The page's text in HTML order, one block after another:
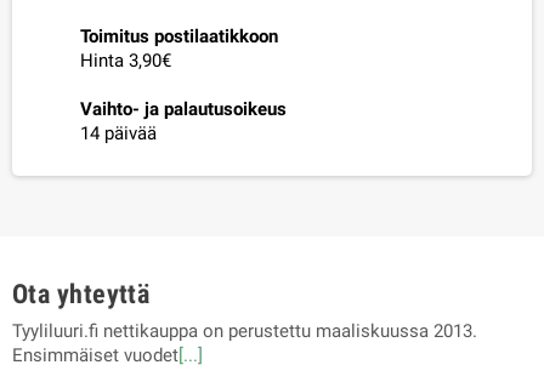
Toimitus postilaatikkoon
Hinta 3,90€
Vaihto- ja palautusoikeus
14 päivää
Ota yhteyttä
Tyyliluuri.fi nettikauppa on perustettu maaliskuussa 2013.
Ensimmäiset vuodet[...]